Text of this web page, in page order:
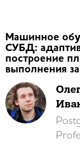
Машинное
СУБД:
построение
выполнения